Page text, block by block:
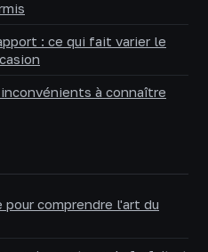
: ce qui fait varier le
à connaître
comprendre l'art du